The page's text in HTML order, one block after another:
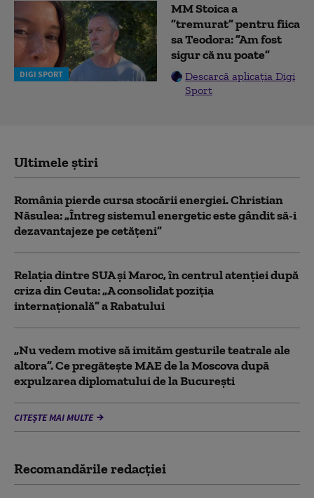
DIGI SPORT
MM Stoica a
”tremurat” pentru fiica
sa Teodora: ”Am fost
sigur că nu poate”
Descarcă aplicația Digi
Sport
Ultimele știri
România pierde cursa stocării energiei. Christian
Năsulea: „Întreg sistemul energetic este gândit să-i
dezavantajeze pe cetățeni”
Relația dintre SUA și Maroc, în centrul atenției după
criza din Ceuta: „A consolidat poziția
internațională” a Rabatului
„Nu vedem motive să imităm gesturile teatrale ale
altora”. Ce pregătește MAE de la Moscova după
expulzarea diplomatului de la București
CITEȘTE MAI MULTE
Recomandările redacţiei